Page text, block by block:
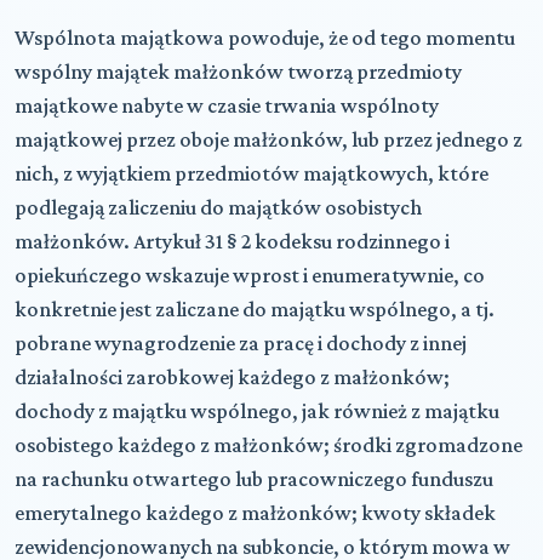
Wspólnota majątkowa powoduje, że od tego momentu
wspólny majątek małżonków tworzą przedmioty
majątkowe nabyte w czasie trwania wspólnoty
majątkowej przez oboje małżonków, lub przez jednego z
nich, z wyjątkiem przedmiotów majątkowych, które
podlegają zaliczeniu do majątków osobistych
małżonków. Artykuł 31 § 2 kodeksu rodzinnego i
opiekuńczego wskazuje wprost i enumeratywnie, co
konkretnie jest zaliczane do majątku wspólnego, a tj.
pobrane wynagrodzenie za pracę i dochody z innej
działalności zarobkowej każdego z małżonków;
dochody z majątku wspólnego, jak również z majątku
osobistego każdego z małżonków; środki zgromadzone
na rachunku otwartego lub pracowniczego funduszu
emerytalnego każdego z małżonków; kwoty składek
zewidencjonowanych na subkoncie, o którym mowa w